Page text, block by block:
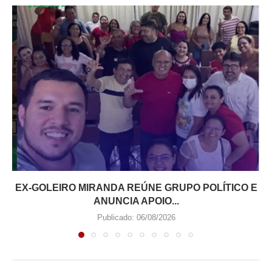
EX-GOLEIRO MIRANDA REÚNE GRUPO POLÍTICO E
ANUNCIA APOIO...
Publicado: 06/08/2026